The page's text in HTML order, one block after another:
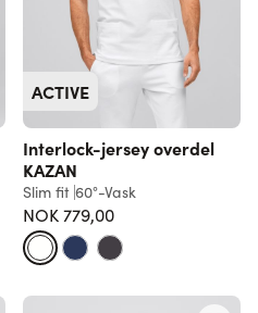
ACTIVE
Interlock-jersey overdel
KAZAN
Slim fit 60°-Vask
NOK 779,00